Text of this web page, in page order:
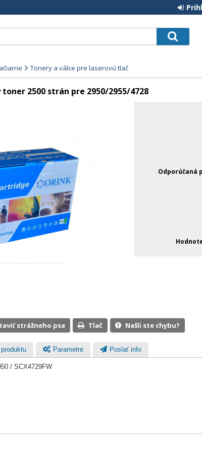
Tonery a válce pre laserovú tlač
2500 strán pre 2950/2955/4728
Odporúčaná
strážneho psa Tlač Našli ste chybu?
Parametre Poslať info
/ SCX4729FW